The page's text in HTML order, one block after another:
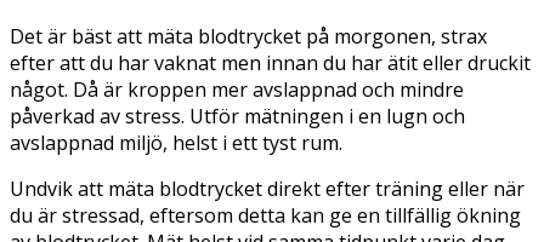
Det är bäst att mäta blodtrycket på morgonen, strax
efter att du har vaknat men innan du har ätit eller druckit
något. Då är kroppen mer avslappnad och mindre
påverkad av stress. Utför mätningen i en lugn och
avslappnad miljö, helst i ett tyst rum.
Undvik att mäta blodtrycket direkt efter träning eller när
du är stressad, eftersom detta kan ge en tillfällig ökning